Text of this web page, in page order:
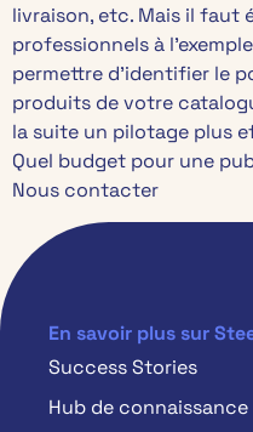
livraison, etc. Mais il faut
professionnels à
permettre d’identifier le
produits de votre
la suite un pilotage plus
Quel budget pour une
Nous contacter
En savoir plus sur
Success Stories
Hub de connaissance